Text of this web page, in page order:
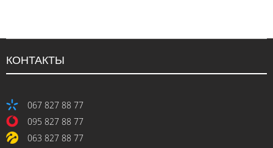
КОНТАКТЫ
067 827 88 77
095 827 88 77
063 827 88 77